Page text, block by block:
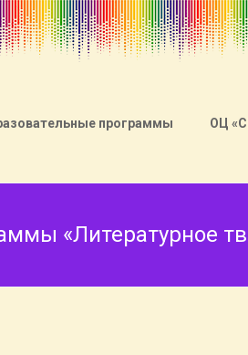
программы ОЦ
«Литературное